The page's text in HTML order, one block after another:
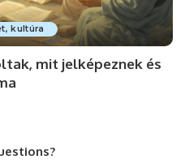
kultúra
mit jelképeznek és